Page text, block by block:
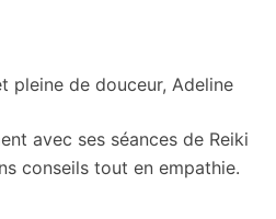
pleine de douceur, Adeline
avec ses séances de Reiki
conseils tout en empathie.